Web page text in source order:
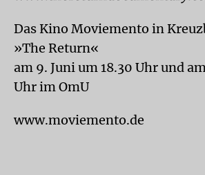
Das Kino Moviemento in
»The Return«
am 9. Juni um 18.30 Uhr und
Uhr im OmU
www.moviemento.de